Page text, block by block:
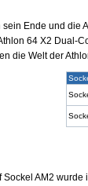
Ende und
64 X2 Dual-
die Welt der
AM2